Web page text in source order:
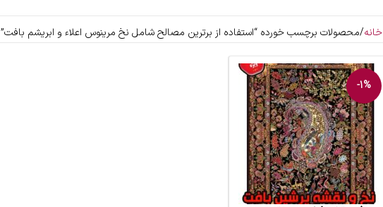
خانه محصولات برچسب خورده “استفاده از برترین مصالح شامل نخ مرینوس اعلاء و ابریشم بافت”
-1%